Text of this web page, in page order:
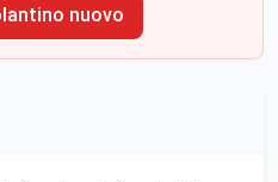
nuovo